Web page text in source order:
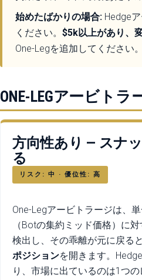
始めたばかりの場合: Hedge
ください。 $5k以上があり、
One-Legを追加してください。
ONE-LEGアービトラ
方向性あり — スナ
る
リスク: 中 · 優位性: 高
One-Legアービトラージは、
（Botの集約ミッド価格）に
検出し、その乖離が元に戻る
ポジションを開きます。
り、市場に出ているのは1つ